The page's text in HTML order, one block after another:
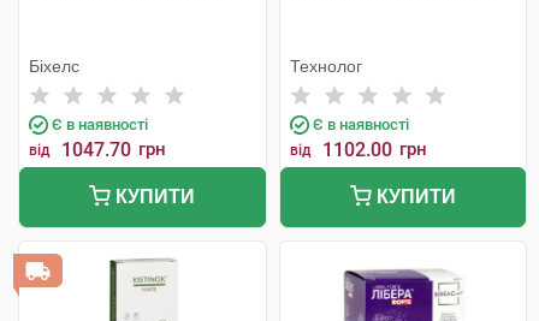
Біхелс
Є в наявності
від 1047.70 грн
КУПИТИ
Технолог
Є в наявності
від 1102.00 грн
КУПИТИ